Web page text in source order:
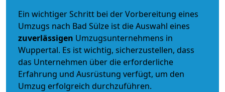
Ein wichtiger Schritt bei der Vorbereitung eines
Umzugs nach Bad Sülze ist die Auswahl eines
zuverlässigen Umzugsunternehmens in
Wuppertal. Es ist wichtig, sicherzustellen, dass
das Unternehmen über die erforderliche
Erfahrung und Ausrüstung verfügt, um den
Umzug erfolgreich durchzuführen.